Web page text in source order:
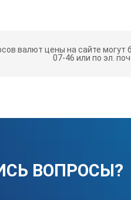
пирометра
валют цены на сайте могут
07-46 или по эл.
ВОПРОСЫ?